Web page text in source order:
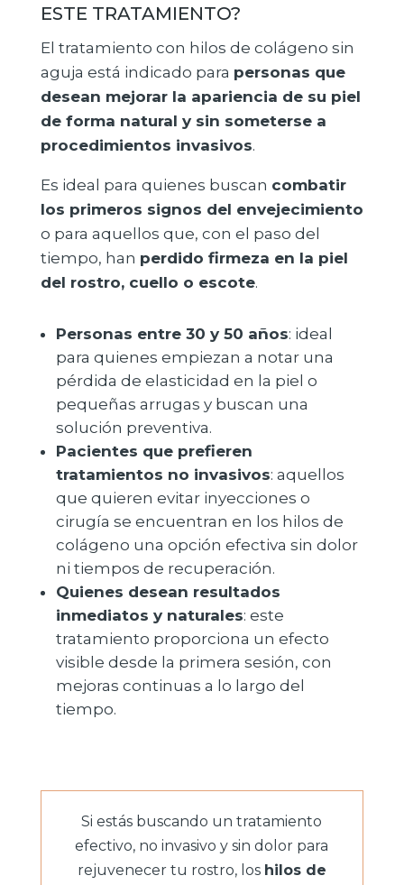
ESTE TRATAMIENTO?
El tratamiento con hilos de colágeno sin
aguja está indicado para personas que
desean mejorar la apariencia de su piel
de forma natural y sin someterse a
procedimientos invasivos.
Es ideal para quienes buscan combatir
los primeros signos del envejecimiento
o para aquellos que, con el paso del
tiempo, han perdido firmeza en la piel
del rostro, cuello o escote.
Personas entre 30 y 50 años: ideal
para quienes empiezan a notar una
pérdida de elasticidad en la piel o
pequeñas arrugas y buscan una
solución preventiva.
Pacientes que prefieren
tratamientos no invasivos: aquellos
que quieren evitar inyecciones o
cirugía se encuentran en los hilos de
colágeno una opción efectiva sin dolor
ni tiempos de recuperación.
Quienes desean resultados
inmediatos y naturales: este
tratamiento proporciona un efecto
visible desde la primera sesión, con
mejoras continuas a lo largo del
tiempo.
Si estás buscando un tratamiento
efectivo, no invasivo y sin dolor para
rejuvenecer tu rostro, los hilos de